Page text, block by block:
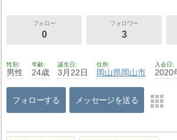
フォロー
0
フォロワー
3
性別
男性
年齢
24歳
誕生日
3月22日
住所
岡山県岡山市
入会日
2020
フォローする メッセージを送る